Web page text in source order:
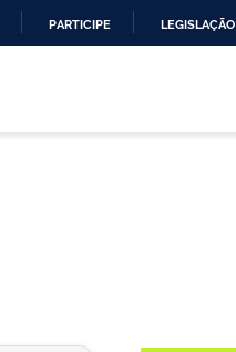
PARTICIPE LEGISLAÇÃO